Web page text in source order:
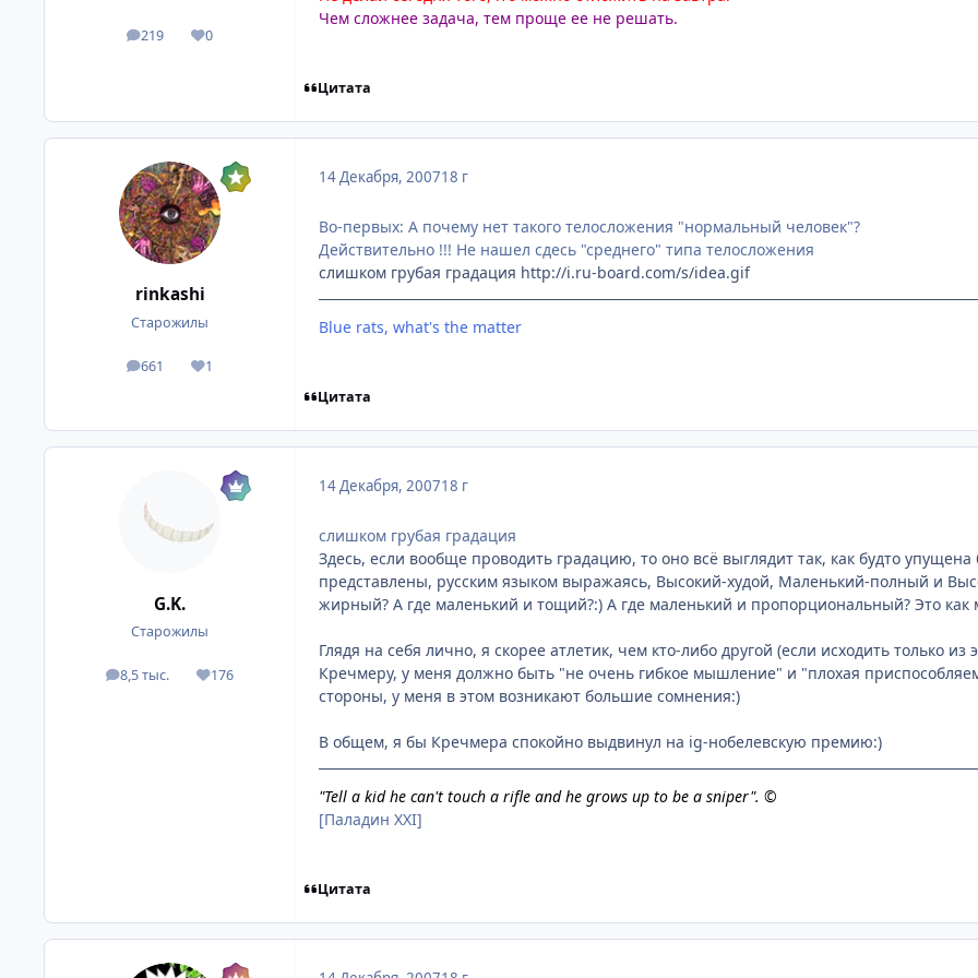
219
посты 0
Репутация
Чем сложнее задача, тем проще ее не решать.
Цитата
rinkashi
Старожилы
661
посты 1
Репутация
14 Декабря, 200718 г
Во-первых: А почему нет такого телосложения "нормальный человек"?
Действительно !!! Не нашел сдесь "среднего" типа телосложения
слишком грубая градация http://i.ru-board.com/s/idea.gif
Blue rats, what's the matter
Цитата
G.K.
Старожилы
8,5 тыс.
посты 176
Репутация
14 Декабря, 200718 г
слишком грубая градация
Здесь, если вообще проводить градацию, то оно всё выглядит так, как будто
представлены, русским языком выражаясь, Высокий-худой, Маленький-полный и
жирный? А где маленький и тощий?:) А где маленький и пропорциональный? Это
Глядя на себя лично, я скорее атлетик, чем кто-либо другой (если исходить только
Кречмеру, у меня должно быть "не очень гибкое мышление" и "плохая
стороны, у меня в этом возникают большие сомнения:)
В общем, я бы Кречмера спокойно выдвинул на ig-нобелевскую премию:)
"Tell a kid he can't touch a rifle and he grows up to be a sniper". ©
[Паладин XXI]
Цитата